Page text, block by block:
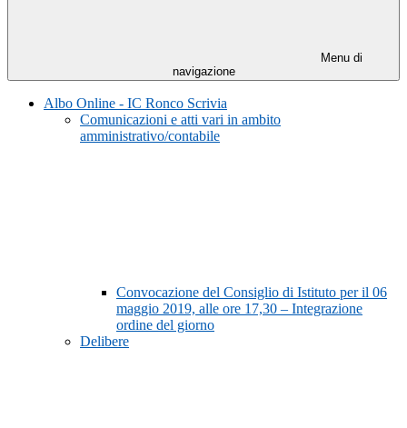
Menu di
navigazione
Albo Online - IC Ronco Scrivia
Comunicazioni e atti vari in ambito
amministrativo/contabile
Convocazione del Consiglio di Istituto per il 06
maggio 2019, alle ore 17,30 – Integrazione
ordine del giorno
Delibere